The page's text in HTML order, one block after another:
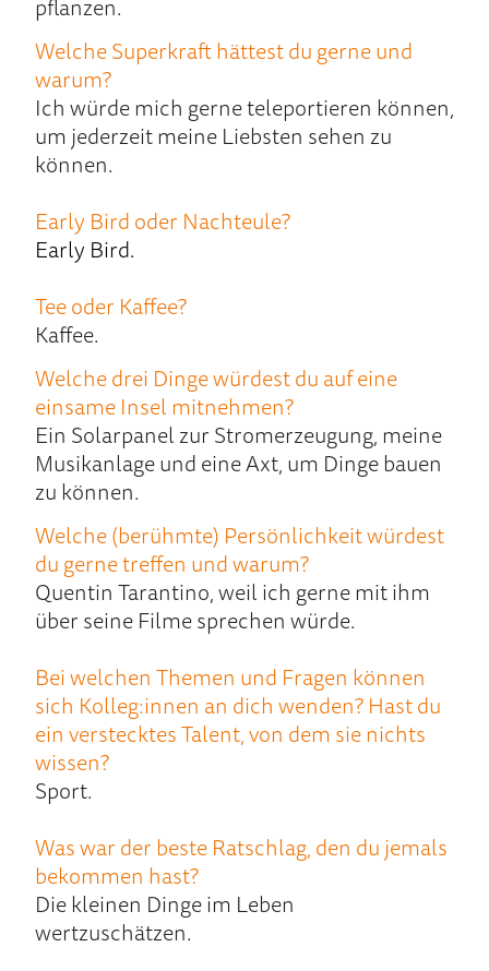
pflanzen.
Welche Superkraft hättest du gerne und
warum?
Ich würde mich gerne teleportieren können,
um jederzeit meine Liebsten sehen zu
können.
Early Bird oder Nachteule?
Early Bird.
Tee oder Kaffee?
Kaffee.
Welche drei Dinge würdest du auf eine
einsame Insel mitnehmen?
Ein Solarpanel zur Stromerzeugung, meine
Musikanlage und eine Axt, um Dinge bauen
zu können.
Welche (berühmte) Persönlichkeit würdest
du gerne treffen und warum?
Quentin Tarantino, weil ich gerne mit ihm
über seine Filme sprechen würde.
Bei welchen Themen und Fragen können
sich Kolleg:innen an dich wenden? Hast du
ein verstecktes Talent, von dem sie nichts
wissen?
Sport.
Was war der beste Ratschlag, den du jemals
bekommen hast?
Die kleinen Dinge im Leben
wertzuschätzen.